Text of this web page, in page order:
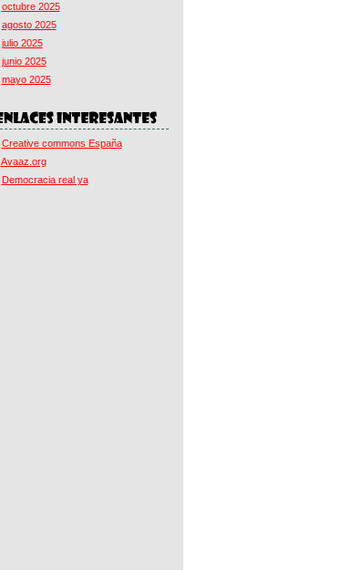
octubre 2025
agosto 2025
julio 2025
junio 2025
mayo 2025
Creative commons España
Avaaz.org
Democracia real ya